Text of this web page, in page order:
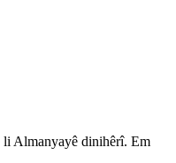
li Almanyayê dinihêrî. Em